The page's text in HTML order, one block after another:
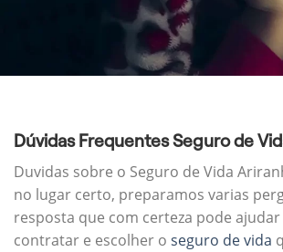
Dúvidas Frequentes Seguro de
Duvidas sobre o Seguro de Vida
no lugar certo, preparamos varias
resposta que com certeza pode
contratar e escolher o seguro de vida